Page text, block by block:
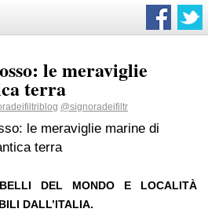
le meraviglie
terra
@signoradeifiltr
DEL MONDO E LOCALITÀ
DALL’ITALIA.